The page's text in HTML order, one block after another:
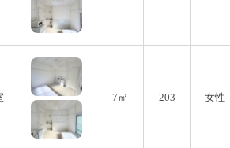
7㎡ 203 女性